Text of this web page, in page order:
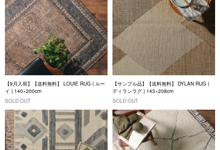
【9月入荷】【送料無料】 LOUIE RUG ( ルー
イ ) 140×200cm
SOLD OUT
【サンプル品】【送料無料】 DYLAN RUG (
ディランラグ ) 143×208cm
SOLD OUT